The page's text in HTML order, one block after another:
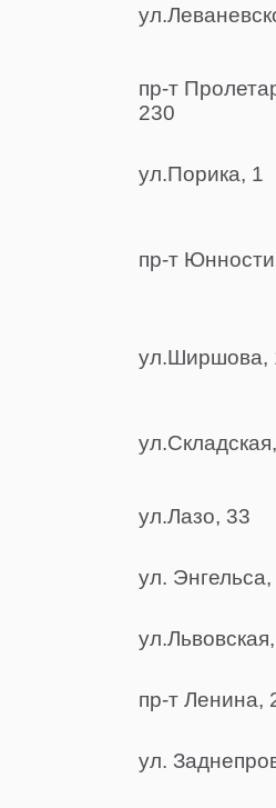
пр-т
230
ул.Порика, 1
пр-т
ул.Ширшова,
ул.Лазо, 33
ул.
пр-т Ленина,
ул.